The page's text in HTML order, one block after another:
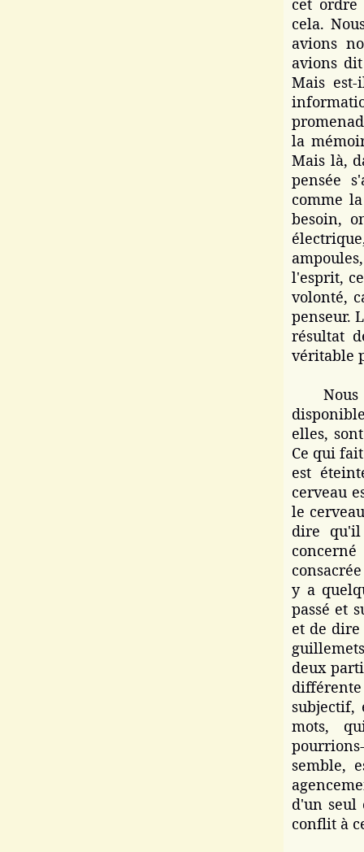
cet ordre
cela.
avions
avions
Mais
la
Mais là,
pensée
comme
besoin,
l'esprit,
volonté,
penseur.
résultat
véritable
Nous
elles,
Ce qui
est
cerveau
le
dire
y a
passé et
et de
deux
différente
subjectif,
mots,
semble,
d'un seul
conflit à